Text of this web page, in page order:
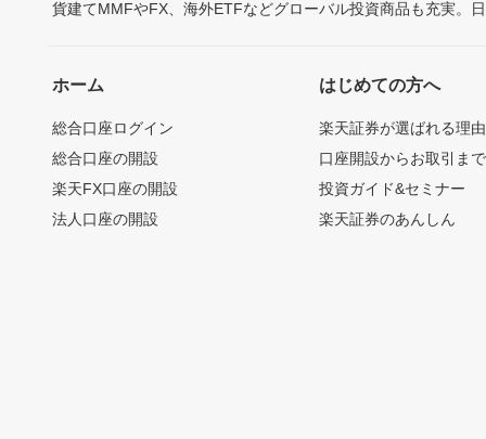
貨建てMMFやFX、海外ETFなどグローバル投資商品も充実。
ホーム
総合口座ログイン
総合口座の開設
楽天FX口座の開設
法人口座の開設
はじめての方へ
楽天証券が選ばれる理由
口座開設からお取引ま
投資ガイド&セミナー
楽天証券のあんしん